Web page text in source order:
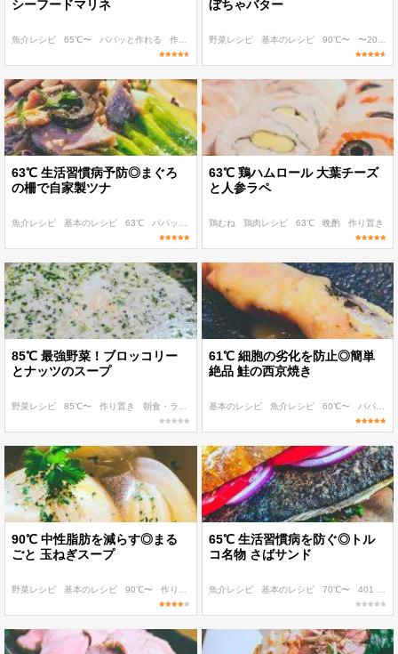
シーフードマリネ
魚介レシピ 65℃〜 パパッと作れる 作り置き ボディメイク
ぼちゃバター
野菜レシピ 基本のレシピ 90℃〜 〜200 kcal
63℃ 生活習慣病予防◎まぐろ
の柵で自家製ツナ
魚介レシピ 基本のレシピ 63℃ パパッと作れる 作り置き
63℃ 鶏ハムロール 大葉チーズ
と人参ラペ
鶏むね 鶏肉レシピ 63℃ 晩酌 作り置き
85℃ 最強野菜！ブロッコリー
とナッツのスープ
野菜レシピ 85℃〜 作り置き 朝食・ランチ ディナー
61℃ 細胞の劣化を防止◎簡単
絶品 鮭の西京焼き
基本のレシピ 魚介レシピ 60℃〜 パパッと作れる
90℃ 中性脂肪を減らす◎まる
ごと 玉ねぎスープ
野菜レシピ 基本のレシピ 90℃〜 作り置き 子ども
65℃ 生活習慣病を防ぐ◎トル
コ名物 さばサンド
魚介レシピ 基本のレシピ 70℃〜 401 kcal〜